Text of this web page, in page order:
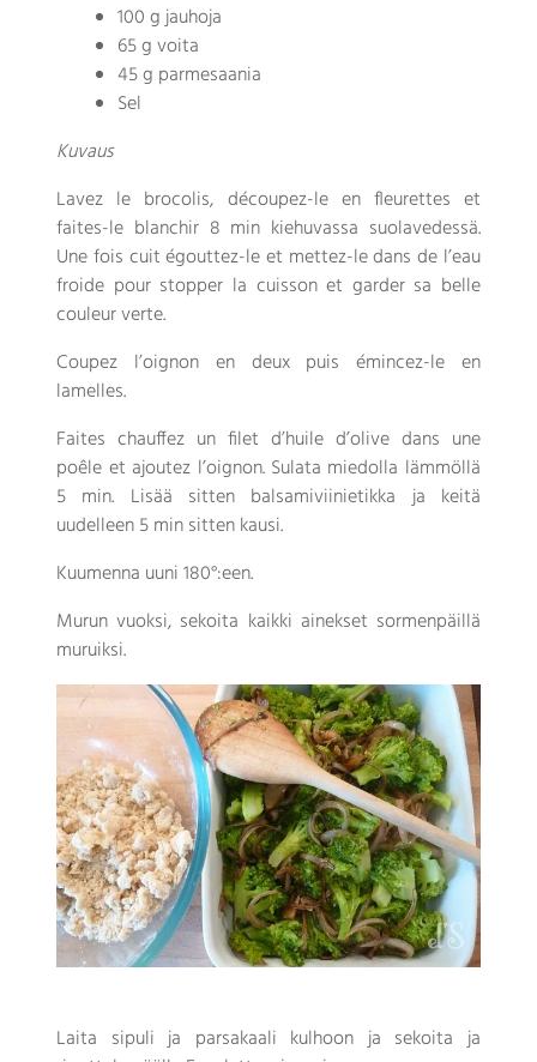
100 g jauhoja
65 g voita
45 g parmesaania
Sel
Kuvaus
Lavez le brocolis, découpez-le en fleurettes et
faites-le blanchir8 min kiehuvassa suolavedessä.
Une fois cuit égouttez-le et mettez-le dans de l’eau
froide pour stopper la cuisson et garder sa belle
couleur verte.
Coupez l’oignon en deux puis émincez-le en
lamelles.
Faites chauffez un filet d’huile d’olive dans une
poêle et ajoutez l’oignon. Sulata miedolla lämmöllä
5 min. Lisää sitten balsamiviinietikka ja keitä
uudelleen 5 min sitten kausi.
Kuumenna uuni 180°:een.
Murun vuoksi, sekoita kaikki ainekset sormenpäillä
muruiksi.
Laita sipuli ja parsakaali kulhoon ja sekoita ja